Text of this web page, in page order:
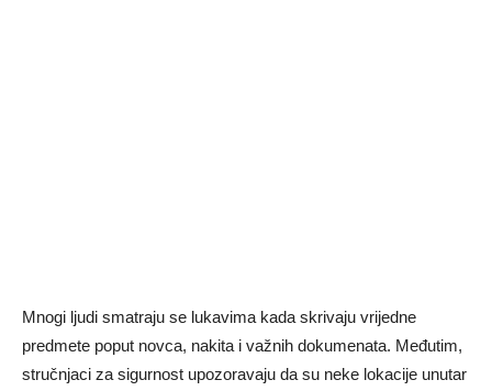
Mnogi ljudi smatraju se lukavima kada skrivaju vrijedne
predmete poput novca, nakita i važnih dokumenata. Međutim,
stručnjaci za sigurnost upozoravaju da su neke lokacije unutar